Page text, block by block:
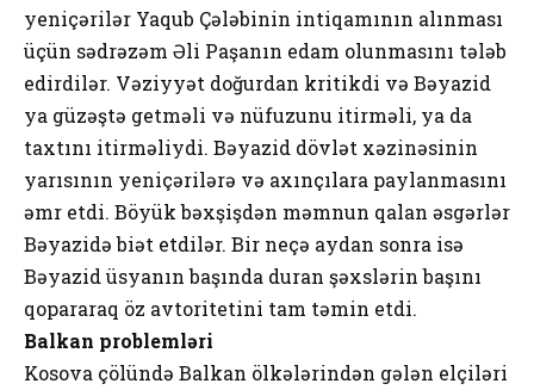
yeniçərilər Yaqub Çələbinin intiqamının alınması
üçün sədrəzəm Əli Paşanın edam olunmasını tələb
edirdilər. Vəziyyət doğurdan kritikdi və Bəyazid
ya güzəştə getməli və nüfuzunu itirməli, ya da
taxtını itirməliydi. Bəyazid dövlət xəzinəsinin
yarısının yeniçərilərə və axınçılara paylanmasını
əmr etdi. Böyük bəxşişdən məmnun qalan əsgərlər
Bəyazidə biət etdilər. Bir neçə aydan sonra isə
Bəyazid üsyanın başında duran şəxslərin başını
qopararaq öz avtoritetini tam təmin etdi.
Balkan problemləri
Kosova çölündə Balkan ölkələrindən gələn elçiləri